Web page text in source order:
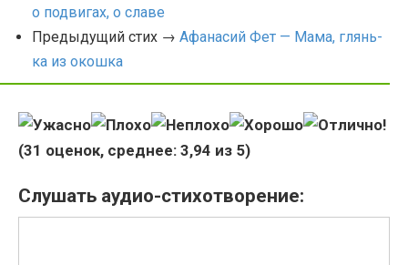
о подвигах, о славе
Предыдущий стих → Афанасий Фет — Мама, глянь-
ка из окошка
(31 оценок, среднее: 3,94 из 5)
Слушать аудио-стихотворение: